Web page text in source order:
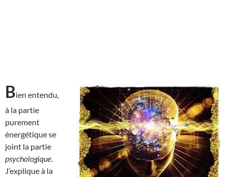
Bien entendu,
à la partie
purement
énergétique se
joint la partie
psychologique
J’explique à la